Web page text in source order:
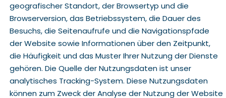
geografischer Standort, der Browsertyp und die
Browserversion, das Betriebssystem, die Dauer des
Besuchs, die Seitenaufrufe und die Navigationspfade
der Website sowie Informationen über den Zeitpunkt,
die Häufigkeit und das Muster Ihrer Nutzung der Dienste
gehören. Die Quelle der Nutzungsdaten ist unser
analytisches Tracking-System. Diese Nutzungsdaten
können zum Zweck der Analyse der Nutzung der Website